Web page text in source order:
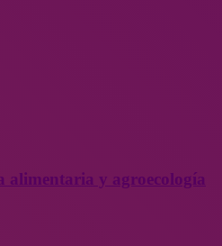
alimentaria y agroecología